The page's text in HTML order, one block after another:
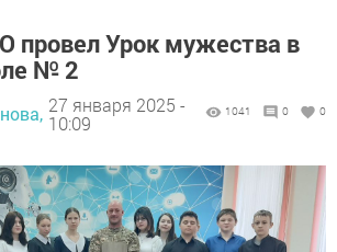
провел Урок мужества в
№ 2
27 января 2025 -
10:09
1041 0 0